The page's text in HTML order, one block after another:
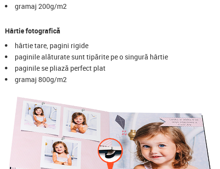
gramaj 200g/m2
Hârtie fotografică
hârtie tare, pagini rigide
paginile alăturate sunt tipărite pe o singură hârtie
paginile se pliază perfect plat
gramaj 800g/m2